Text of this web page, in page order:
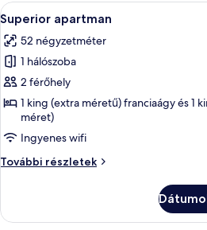
A
következő
szoba
összes
képének
megtekintése:
Superior
apartman
Egy
22
Superior apartman
52 négyzetméter
1 hálószoba
2 férőhely
1 king (extra méretű) franciaágy és 1
méret)
Ingyenes wifi
További részletek
Superior